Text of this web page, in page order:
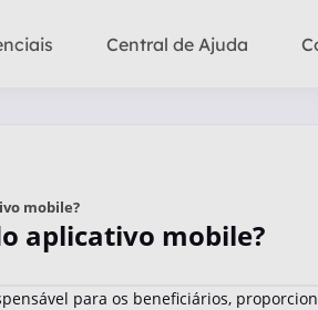
Central de Ajuda
mobile?
aplicativo mobile?
para os beneficiários,